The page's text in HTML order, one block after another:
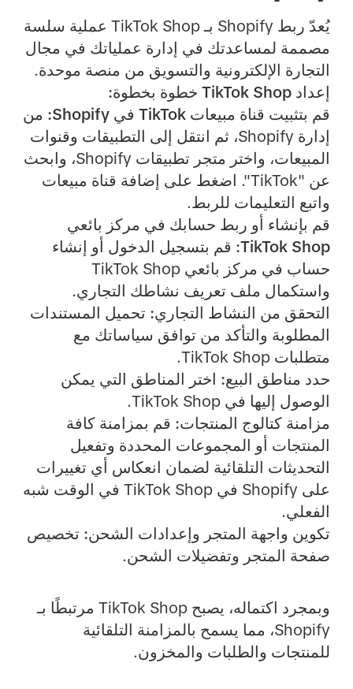
يُعدّ ربط Shopify بـ TikTok Shop عملية سلسة
مصممة لمساعدتك في إدارة عملياتك في مجال
التجارة الإلكترونية والتسويق من منصة موحدة.
إعداد TikTok Shop خطوة بخطوة:
قم بتثبيت قناة مبيعات TikTok في Shopify:
من
إدارة Shopify، ثم انتقل إلى التطبيقات وقنوات
المبيعات، واختر متجر تطبيقات Shopify، وابحث
عن "TikTok". اضغط على إضافة قناة مبيعات
واتبع التعليمات للربط.
قم بإنشاء أو ربط حسابك في مركز بائعي
TikTok Shop:
قم بتسجيل الدخول أو إنشاء
حساب في مركز بائعي TikTok Shop
واستكمال ملف تعريف نشاطك التجاري.
التحقق من النشاط التجاري: تحميل المستندات
المطلوبة والتأكد من توافق سياساتك مع
متطلبات TikTok Shop.
حدد مناطق البيع: اختر المناطق التي يمكن
الوصول إليها في TikTok Shop.
مزامنة كتالوج المنتجات: قم بمزامنة كافة
المنتجات أو المجموعات المحددة وتفعيل
التحديثات التلقائية لضمان انعكاس أي تغييرات
على Shopify في TikTok Shop في الوقت شبه
الفعلي.
تكوين واجهة المتجر وإعدادات الشحن: تخصيص
صفحة المتجر وتفضيلات الشحن.
وبمجرد اكتماله، يصبح TikTok Shop مرتبطًا بـ
Shopify، مما يسمح بالمزامنة التلقائية
للمنتجات والطلبات والمخزون.